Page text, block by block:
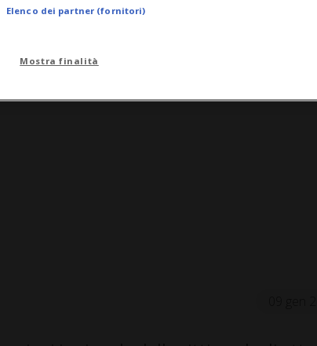
Elenco dei partner (fornitori)
Mostra finalità